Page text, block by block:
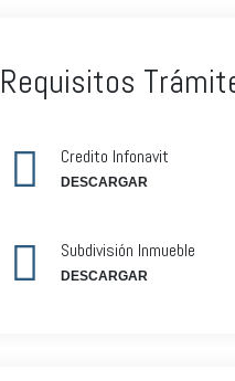
Requisitos
Credito Infonavit
DESCARGAR
Subdivisión Inmueble
DESCARGAR